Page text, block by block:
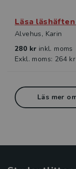
Läsa
Alvehus, Karin
280 kr inkl. moms
Exkl. moms: 264 kr
Läs mer